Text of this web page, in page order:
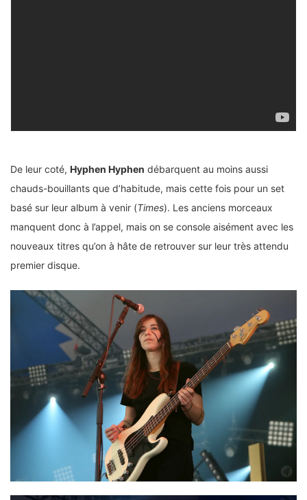
De leur coté, Hyphen Hyphen débarquent au moins aussi
chauds-bouillants que d’habitude, mais cette fois pour un set
basé sur leur album à venir (Times). Les anciens morceaux
manquent donc à l’appel, mais on se console aisément avec les
nouveaux titres qu’on à hâte de retrouver sur leur très attendu
premier disque.